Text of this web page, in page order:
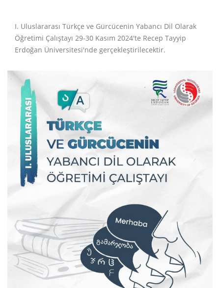
I. Uluslararası Türkçe ve Gürcücenin Yabancı Dil Olarak
Öğretimi Çalıştayı 29-30 Kasım 2024'te Recep Tayyip
Erdoğan Üniversitesi'nde gerçekleştirilecektir.